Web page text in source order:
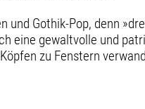
und Gothik-Pop, denn
eine gewaltvolle und
zu Fenstern